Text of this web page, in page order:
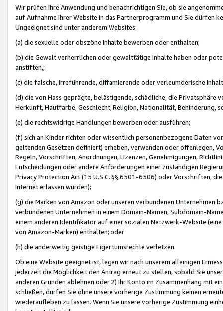
Wir prüfen Ihre Anwendung und benachrichtigen Sie, ob sie
auf Aufnahme Ihrer Website in das Partnerprogramm und Sie dürfen
Ungeeignet sind unter anderem Websites:
(a) die sexuelle oder obszöne Inhalte bewerben oder enthalten;
(b) die Gewalt verherrlichen oder gewalttätige Inhalte haben oder
anstiften,;
(c) die falsche, irreführende, diffamierende oder verleumderische
(d) die von Hass geprägte, belästigende, schädliche, die Privatsphäre
Herkunft, Hautfarbe, Geschlecht, Religion, Nationalität, Behinderung,
(e) die rechtswidrige Handlungen bewerben oder ausführen;
(f) sich an Kinder richten oder wissentlich personenbezogene Daten
geltenden Gesetzen definiert) erheben, verwenden oder offenlegen,
Regeln, Vorschriften, Anordnungen, Lizenzen, Genehmigungen,
Entscheidungen oder andere Anforderungen einer zuständigen
Privacy Protection Act (15 U.S.C. §§ 6501-6506) oder Vorschriften,
Internet erlassen wurden);
(g) die Marken von Amazon oder unseren verbundenen Unternehmen
verbundenen Unternehmen in einem Domain-Namen, Subdomain-
einem anderen Identifikator auf einer sozialen Netzwerk-Website
von Amazon-Marken) enthalten; oder
(h) die anderweitig geistige Eigentumsrechte verletzen.
Ob eine Website geeignet ist, legen wir nach unserem alleinigen
jederzeit die Möglichkeit den Antrag erneut zu stellen, sobald Sie
anderen Gründen ablehnen oder 2) Ihr Konto im Zusammenhang mit
schließen, dürfen Sie ohne unsere vorherige Zustimmung keinen
wiederaufleben zu lassen. Wenn Sie unsere vorherige Zustimmung